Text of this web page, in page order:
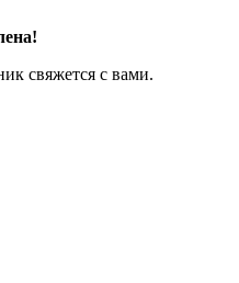
свяжется с вами.